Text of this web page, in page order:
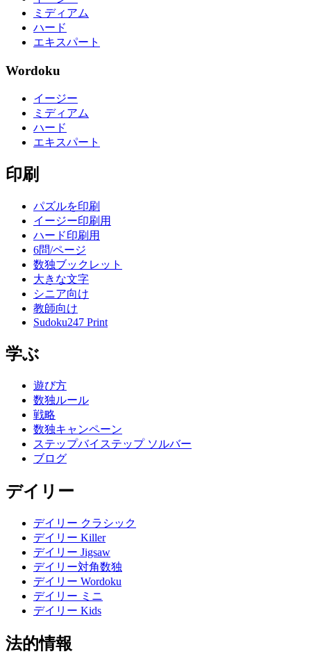
ミディアム
ハード
エキスパート
Wordoku
イージー
ミディアム
ハード
エキスパート
印刷
パズルを印刷
イージー印刷用
ハード印刷用
6問/ページ
数独ブックレット
大きな文字
シニア向け
教師向け
Sudoku247 Print
学ぶ
遊び方
数独ルール
戦略
数独キャンペーン
ステップバイステップ ソルバー
ブログ
デイリー
デイリー クラシック
デイリー Killer
デイリー Jigsaw
デイリー対角数独
デイリー Wordoku
デイリー ミニ
デイリー Kids
法的情報